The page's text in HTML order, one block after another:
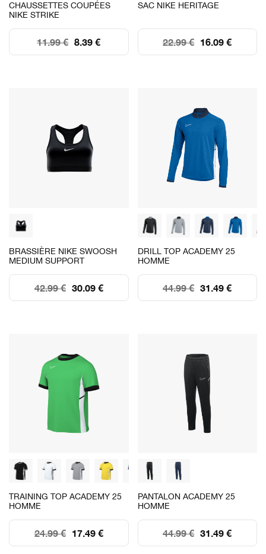
CHAUSSETTES COUPÉES
NIKE STRIKE
8.39 €
11.99 €
SAC NIKE HERITAGE
16.09 €
22.99 €
BRASSIÈRE NIKE SWOOSH
MEDIUM SUPPORT
30.09 €
42.99 €
DRILL TOP ACADEMY 25
HOMME
31.49 €
44.99 €
TRAINING TOP ACADEMY 25
HOMME
17.49 €
24.99 €
PANTALON ACADEMY 25
HOMME
31.49 €
44.99 €